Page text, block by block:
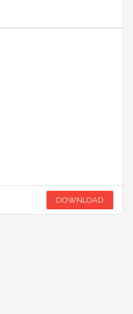
DOWNLOAD